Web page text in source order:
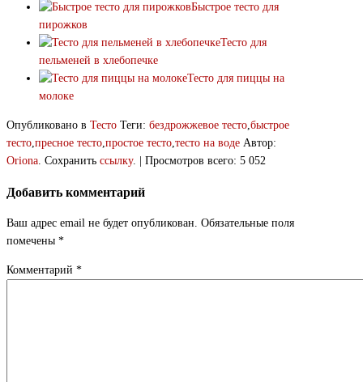
Быстрое тесто для
пирожков
Тесто для
пельменей в хлебопечке
Тесто для пиццы на
молоке
Опубликовано в Тесто Теги: бездрожжевое тесто,быстрое
тесто,пресное тесто,простое тесто,тесто на воде Автор:
Oriona. Сохранить ссылку. | Просмотров всего: 5 052
Добавить комментарий
Ваш адрес email не будет опубликован. Обязательные поля
помечены *
Комментарий *